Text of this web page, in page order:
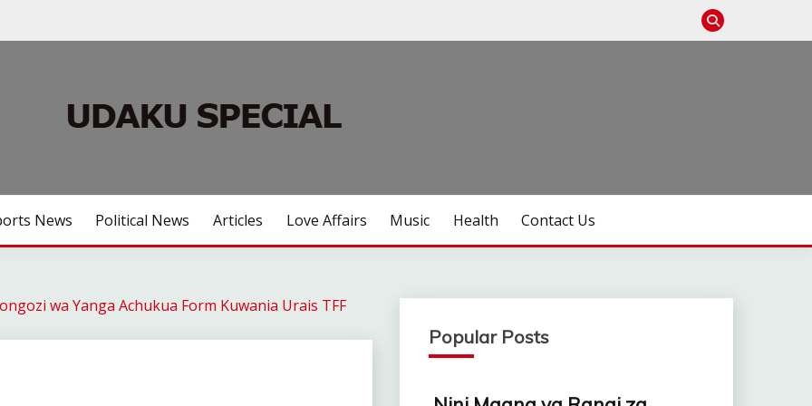
News Political News Articles Love Affairs Music Health Contact Us
wa Yanga Achukua Form Kuwania Urais TFF
Popular Posts